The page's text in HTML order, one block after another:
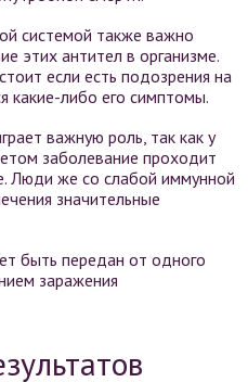
системой также важно
этих антител в организме.
если есть подозрения на
какие-либо его симптомы.
важную роль, так как у
заболевание проходит
Люди же со слабой иммунной
значительные
быть передан от одного
заражения